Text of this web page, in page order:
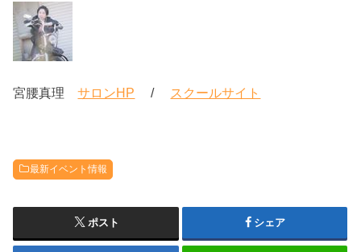
宮腰真理サロンHP / スクールサイト
最新イベント情報
ポスト シェア